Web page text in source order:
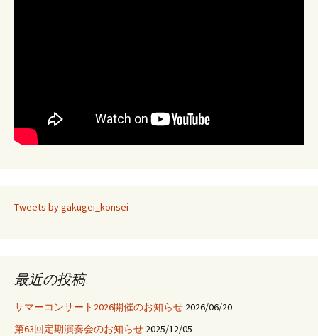
ー
ン
Tweets by gakugei_konsei
最近の投稿
サマーコンサート2026開催のお知らせ 2026/06/20
第63回定期演奏会のお知らせ 2025/12/05